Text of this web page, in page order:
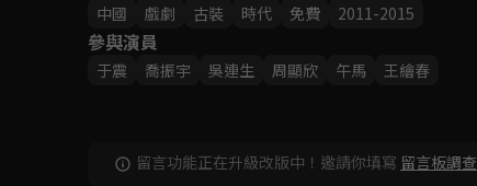
中國
戲劇 古裝 時代 免費 2011-2015
參與演員
于震 喬振宇 吳連生 周顯欣 午馬 王繪春
留言功能正在升級改版中！邀請你填寫 留言板調查